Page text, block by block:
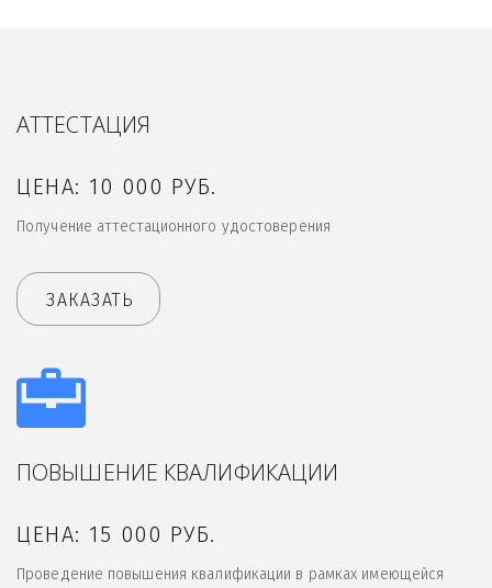
АТТЕСТАЦИЯ
ЦЕНА: 10 000 РУБ.
Получение аттестационного удостоверения
ЗАКАЗАТЬ
ПОВЫШЕНИЕ КВАЛИФИКАЦИИ
ЦЕНА: 15 000 РУБ.
Проведение повышения квалификации в рамках имеющейся